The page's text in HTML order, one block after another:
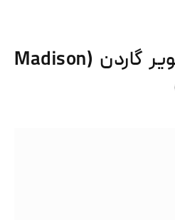
۷- مدیسون سکویر گاردن (Madison